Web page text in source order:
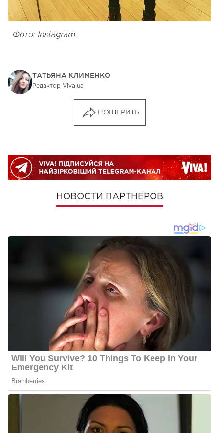
Фото: Instagram
ТАТЬЯНА КЛИМЕНКО
Редактор Viva.ua
ПОШЕРИТЬ
НОВОСТИ ПАРТНЕРОВ